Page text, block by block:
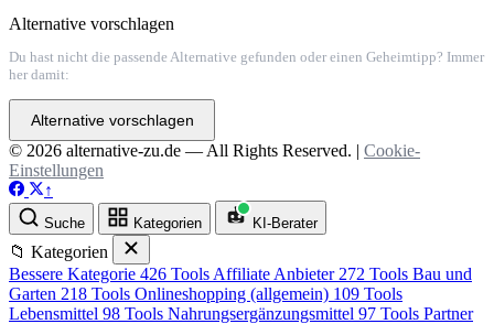
Alternative vorschlagen
Du hast nicht die passende Alternative gefunden oder einen Geheimtipp? Immer
her damit:
Alternative vorschlagen
© 2026 alternative-zu.de — All Rights Reserved. | Cookie-
Einstellungen
↑
Suche Kategorien KI-Berater
📁 Kategorien
Bessere Kategorie 426 Tools Affiliate Anbieter 272 Tools Bau und
Garten 218 Tools Onlineshopping (allgemein) 109 Tools
Lebensmittel 98 Tools Nahrungsergänzungsmittel 97 Tools Partner